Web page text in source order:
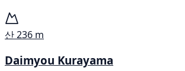
산236 m
Daimyou Kurayama